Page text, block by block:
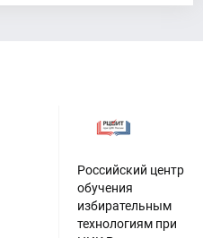
нового
Российский центр
обучения
избирательным
технологиям при